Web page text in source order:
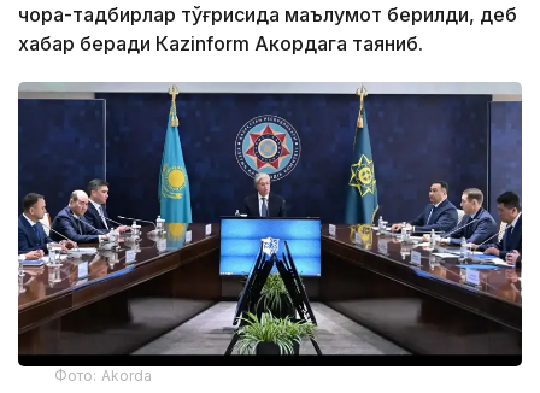
чора-тадбирлар тўғрисида маълумот берилди, деб
хабар беради Каzinform Акордага таяниб.
Фото: Akorda